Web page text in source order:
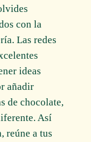
con la
Las redes
ideas
añadir
de chocolate,
Así
reúne a tus